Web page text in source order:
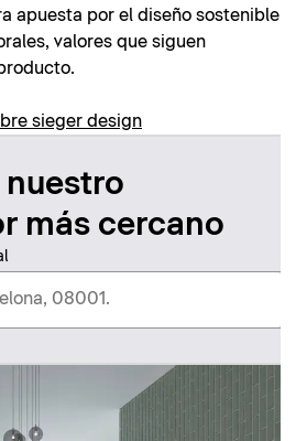
apuesta por el diseño sostenible
valores que siguen
sieger design
nuestro
más cercano